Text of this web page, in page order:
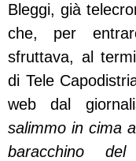
Bleggi, già
che, per
sfruttava, al
di Tele
web dal
salimmo in cima
baracchino